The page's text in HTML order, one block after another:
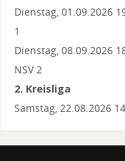
Dienstag, 01.09.2026
1
Dienstag, 08.09.2026
NSV 2
2. Kreisliga
Samstag, 22.08.2026